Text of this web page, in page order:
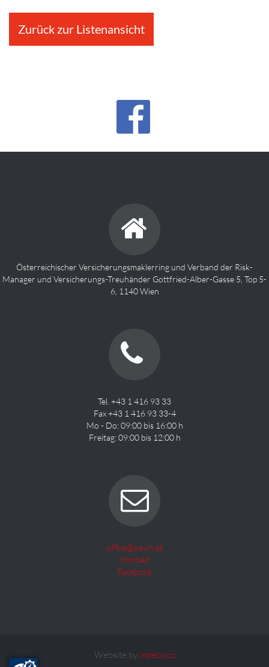
Zurück zur Listenansicht
Österreichischer Versicherungsmaklerring und Verband der Risk-
Manager und Versicherungs-Treuhänder Gottfried-Alber-Gasse 5, Top 5-
6, 1140 Wien
Tel. +43 1 416 93 33
Fax +43 1 416 93 33-4
Mo - Do: 09:00 bis 16:00 h
Freitag: 09:00 bis 12:00 h
office@oevm.at
Kontakt
Facebook
Website by indeco.cc